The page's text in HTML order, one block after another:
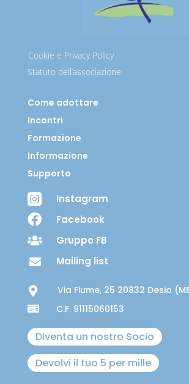
Cookie e Privacy Policy
Statuto dell’associazione
Come adottare
Incontri
Formazione
Informazione
Supporto
 Instagram
 Facebook
 Gruppo FB
 Mailing list
 Via Fiume, 25 20832 Desio
 C.F. 91115060153
Diventa un nostro Socio
Devolvi il tuo 5 per mille